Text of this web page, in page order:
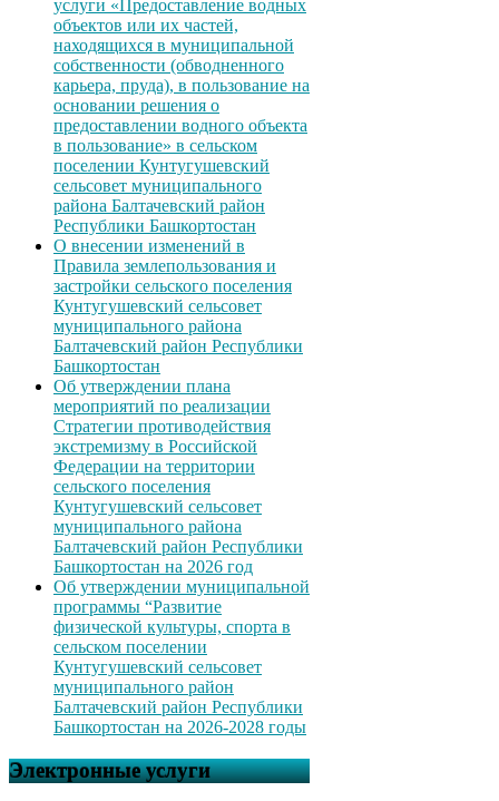
услуги «Предоставление водных
объектов или их частей,
находящихся в муниципальной
собственности (обводненного
карьера, пруда), в пользование на
основании решения о
предоставлении водного объекта
в пользование» в сельском
поселении Кунтугушевский
сельсовет муниципального
района Балтачевский район
Республики Башкортостан
О внесении изменений в
Правила землепользования и
застройки сельского поселения
Кунтугушевский сельсовет
муниципального района
Балтачевский район Республики
Башкортостан
Об утверждении плана
мероприятий по реализации
Стратегии противодействия
экстремизму в Российской
Федерации на территории
сельского поселения
Кунтугушевский сельсовет
муниципального района
Балтачевский район Республики
Башкортостан на 2026 год
Об утверждении муниципальной
программы “Развитие
физической культуры, спорта в
сельском поселении
Кунтугушевский сельсовет
муниципального район
Балтачевский район Республики
Башкортостан на 2026-2028 годы
Электронные услуги